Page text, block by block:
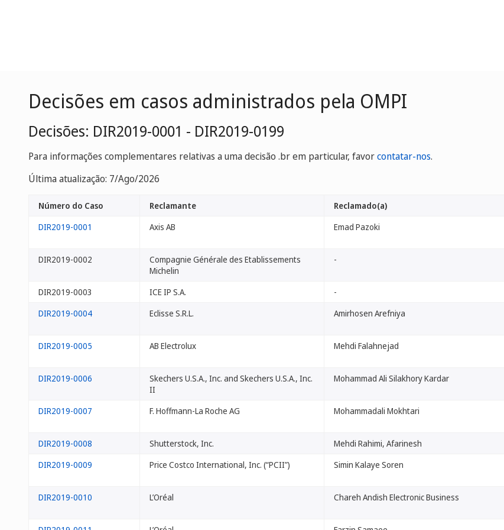
Decisões em casos administrados pela OMPI
Decisões: DIR2019-0001 - DIR2019-0199
Para informações complementares relativas a uma decisão .br em particular, favorcontatar-nos.
Última atualização: 7/Ago/2026
Número do Caso Reclamante Reclamado(a)
DIR2019-0001
Axis AB Emad Pazoki
DIR2019-0002
Compagnie Générale des Etablissements
Michelin
-
DIR2019-0003 ICE IP S.A. -
DIR2019-0004
Eclisse S.R.L. Amirhosen Arefniya
DIR2019-0005
AB Electrolux Mehdi Falahnejad
DIR2019-0006
Skechers U.S.A., Inc. and Skechers U.S.A., Inc.
II
Mohammad Ali Silakhory Kardar
DIR2019-0007
F. Hoffmann-La Roche AG Mohammadali Mokhtari
DIR2019-0008
Shutterstock, Inc. Mehdi Rahimi, Afarinesh
DIR2019-0009
Price Costco International, Inc. (“PCII”) Simin Kalaye Soren
DIR2019-0010
L’Oréal Chareh Andish Electronic Business